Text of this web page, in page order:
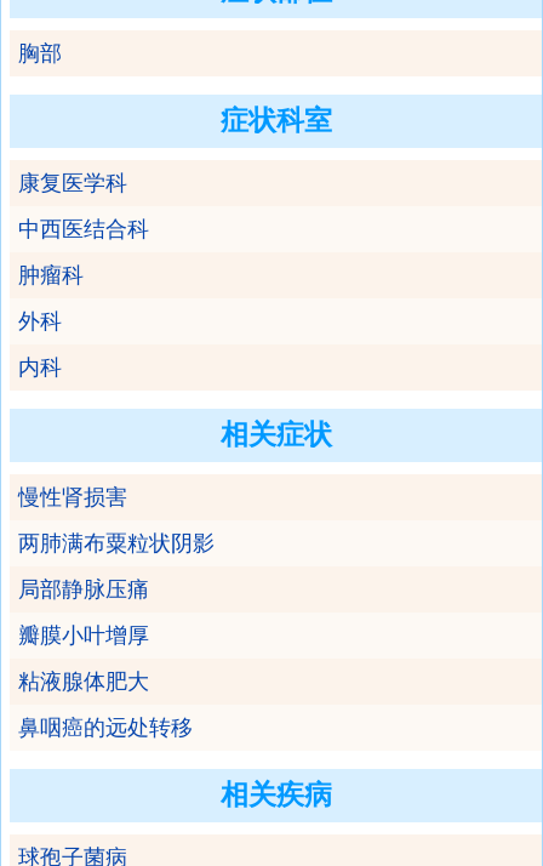
胸部
症状科室
康复医学科
中西医结合科
肿瘤科
外科
内科
相关症状
慢性肾损害
两肺满布粟粒状阴影
局部静脉压痛
瓣膜小叶增厚
粘液腺体肥大
鼻咽癌的远处转移
相关疾病
球孢子菌病